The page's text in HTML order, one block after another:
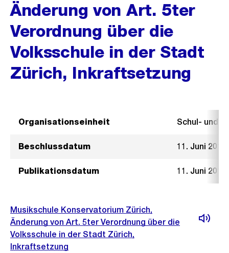
Änderung von Art. 5ter
Verordnung über die
Volksschule in der Stadt
Zürich, Inkraftsetzung
Organisationseinheit Schul- und
Beschlussdatum 11. Juni 2014
Publikationsdatum 11. Juni 2014
Musikschule Konservatorium Zürich,
Änderung von Art. 5ter Verordnung über die
Volksschule in der Stadt Zürich,
Inkraftsetzung